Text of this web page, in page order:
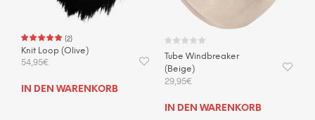
werden
(2)
Knit Loop (Olive)
54,95€
IN DEN WARENKORB
Tube Windbreaker
(Beige)
29,95€
IN DEN WARENKORB